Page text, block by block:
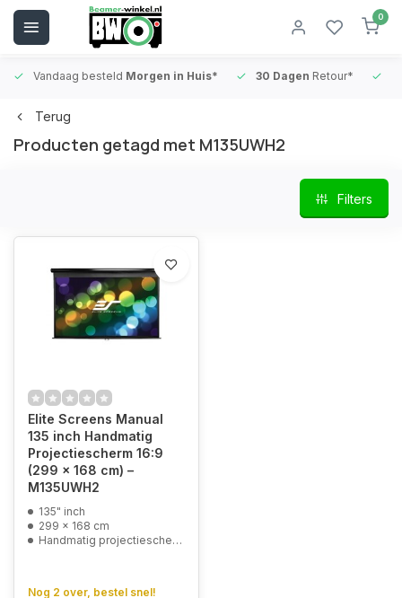
0
Vandaag besteld Morgen in Huis* 30 Dagen Retour*
Terug
Producten getagd met M135UWH2
Filters
Elite Screens Manual
135 inch Handmatig
Projectiescherm 16:9
(299 x 168 cm) –
M135UWH2
135" inch
299 x 168 cm
Handmatig projectiescherm
Nog 2 over, bestel snel!